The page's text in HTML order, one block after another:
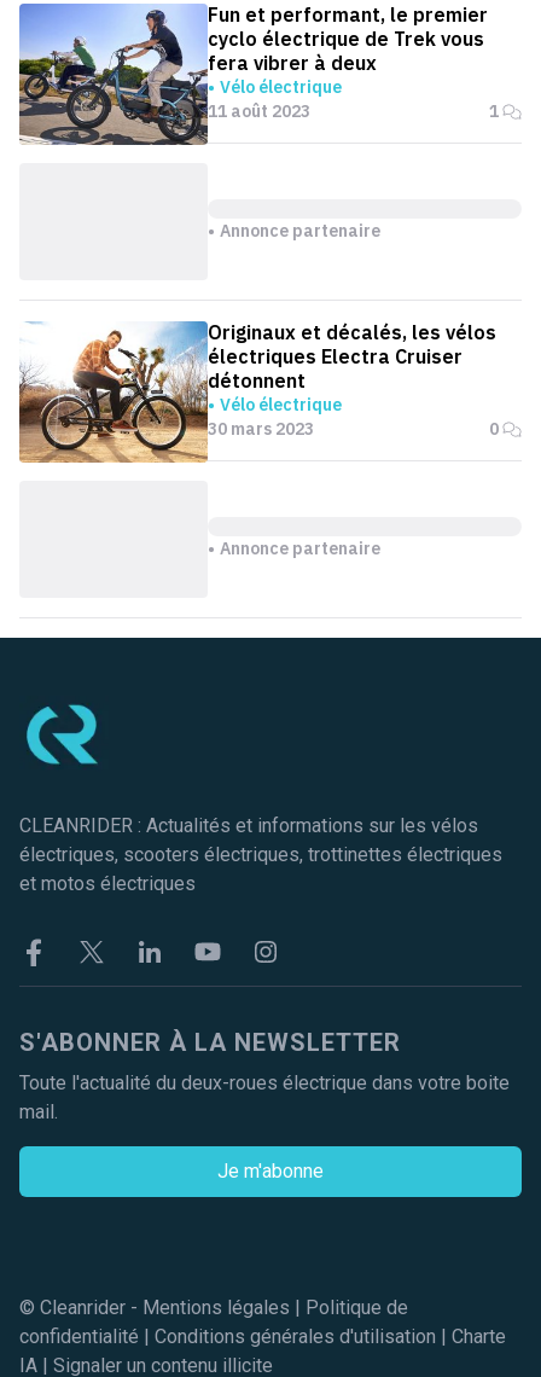
Fun et performant, le premier
cyclo électrique de Trek vous
fera vibrer à deux
Vélo électrique
11 août 2023
1
Annonce partenaire
Originaux et décalés, les vélos
électriques Electra Cruiser
détonnent
Vélo électrique
30 mars 2023
0
Annonce partenaire
CLEANRIDER : Actualités et informations sur les vélos
électriques, scooters électriques, trottinettes électriques
et motos électriques
FacebookTwitter LinkekinYoutubeInstagram
S'ABONNER À LA NEWSLETTER
Toute l'actualité du deux-roues électrique dans votre boite
mail.
Je m'abonne
© Cleanrider - Mentions légales | Politique de
confidentialité | Conditions générales d'utilisation | Charte
IA | Signaler un contenu illicite